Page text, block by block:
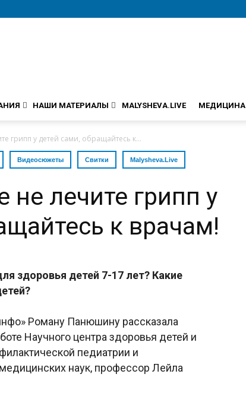
НАШИ МАТЕРИАЛЫ MALYSHEVA.LIVE МЕДИЦИНА
грипп у детей сами, обращайтесь к...
Видеосюжеты Свитки Malysheva.Live
не лечите грипп у
к врачам!
здоровья детей 7-17 лет? Какие
Роману Панюшину рассказала
Научного центра здоровья детей и
педиатрии и
наук, профессор Лейла